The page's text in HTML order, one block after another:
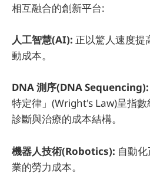
相互融合的創新平台:
人工智慧(AI): 正以驚人速度提
動成本。
DNA 測序(DNA Sequencing):
特定律」(Wright's Law)呈指
診斷與治療的成本結構。
機器人技術(Robotics): 自動
業的勞力成本。